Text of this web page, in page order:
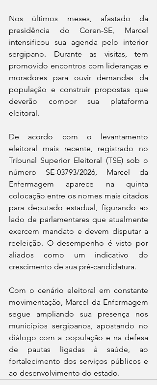
Nos últimos meses, afastado da
presidência do Coren-SE, Marcel
intensificou sua agenda pelo interior
sergipano. Durante as visitas, tem
promovido encontros com lideranças e
moradores para ouvir demandas da
população e construir propostas que
deverão compor sua plataforma
eleitoral.
De acordo com o levantamento
eleitoral mais recente, registrado no
Tribunal Superior Eleitoral (TSE) sob o
número SE-03793/2026, Marcel da
Enfermagem aparece na quinta
colocação entre os nomes mais citados
para deputado estadual, figurando ao
lado de parlamentares que atualmente
exercem mandato e devem disputar a
reeleição. O desempenho é visto por
aliados como um indicativo do
crescimento de sua pré-candidatura.
Com o cenário eleitoral em constante
movimentação, Marcel da Enfermagem
segue ampliando sua presença nos
municípios sergipanos, apostando no
diálogo com a população e na defesa
de pautas ligadas à saúde, ao
fortalecimento dos serviços públicos e
ao desenvolvimento do estado.